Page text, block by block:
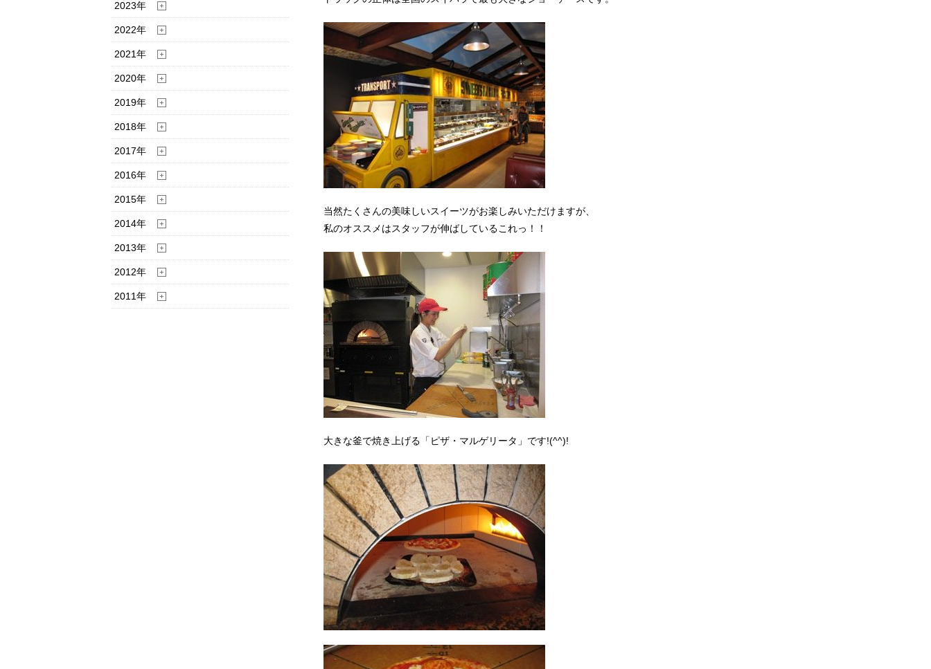
2023年
2022年
2021年
2020年
2019年
2018年
2017年
2016年
2015年
2014年
2013年
2012年
2011年
当然たくさんの美味しいスイーツがお楽しみいただけますが、
私のオススメはスタッフが伸ばしているこれっ！！
大きな釜で焼き上げる「ピザ・マルゲリータ」です!(^^)!